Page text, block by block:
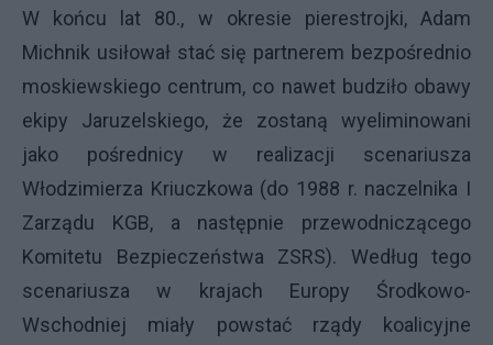
W końcu lat 80., w okresie pierestrojki, Adam
Michnik usiłował stać się partnerem bezpośrednio
moskiewskiego centrum, co nawet budziło obawy
ekipy Jaruzelskiego, że zostaną wyeliminowani
jako pośrednicy w realizacji scenariusza
Włodzimierza Kriuczkowa (do 1988 r. naczelnika I
Zarządu KGB, a następnie przewodniczącego
Komitetu Bezpieczeństwa ZSRS). Według tego
scenariusza w krajach Europy Środkowo-
Wschodniej miały powstać rządy koalicyjne